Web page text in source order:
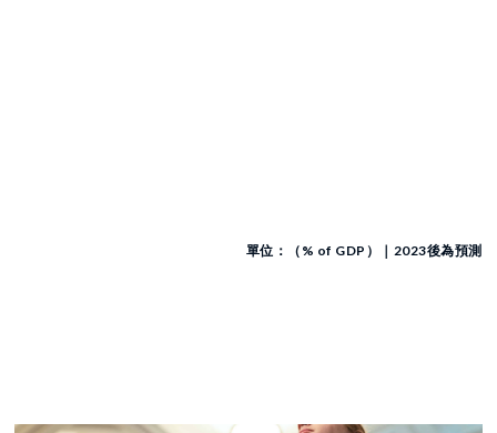
單位：（% of GDP）｜2023後為預測